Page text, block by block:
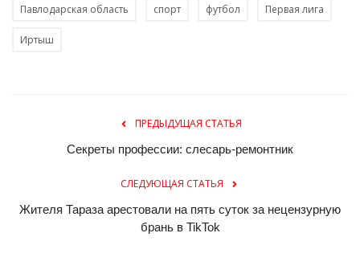
Павлодарская область спорт футбол Первая лига
Иртыш
ПРЕДЫДУЩАЯ СТАТЬЯ
Секреты профессии: слесарь-ремонтник
СЛЕДУЮЩАЯ СТАТЬЯ
Жителя Тараза арестовали на пять суток за нецензурную
брань в TikTok